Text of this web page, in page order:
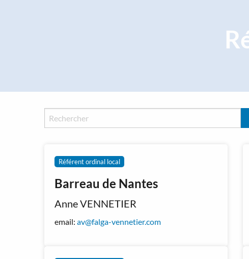
Référent ordinal local
Barreau de Nantes
Anne VENNETIER
email: av@falga-vennetier.com